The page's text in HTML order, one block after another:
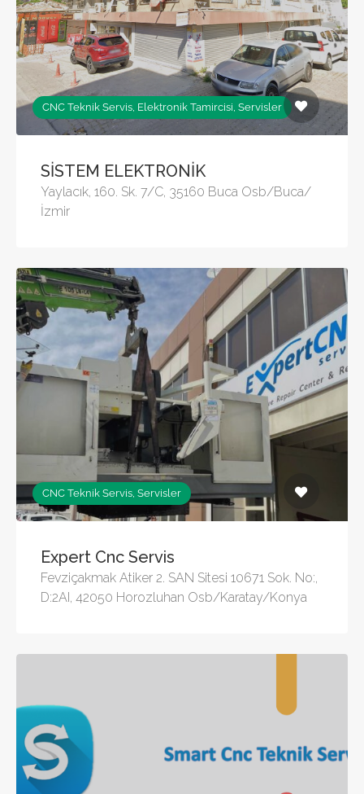
CNC Teknik Servis, Elektronik Tamircisi, Servisler
SİSTEM ELEKTRONİK
Yaylacık, 160. Sk. 7/C, 35160 Buca Osb/Buca/
İzmir
CNC Teknik Servis, Servisler
Expert Cnc Servis
Fevziçakmak Atiker 2. SAN Sitesi 10671 Sok. No:,
D:2AI, 42050 Horozluhan Osb/Karatay/Konya